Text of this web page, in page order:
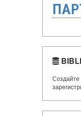
Создайте